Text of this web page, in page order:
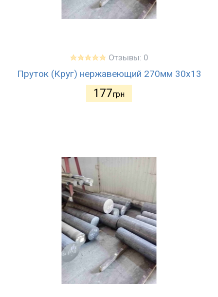
Отзывы: 0
Пруток (Круг) нержавеющий 270мм 30х13
177грн